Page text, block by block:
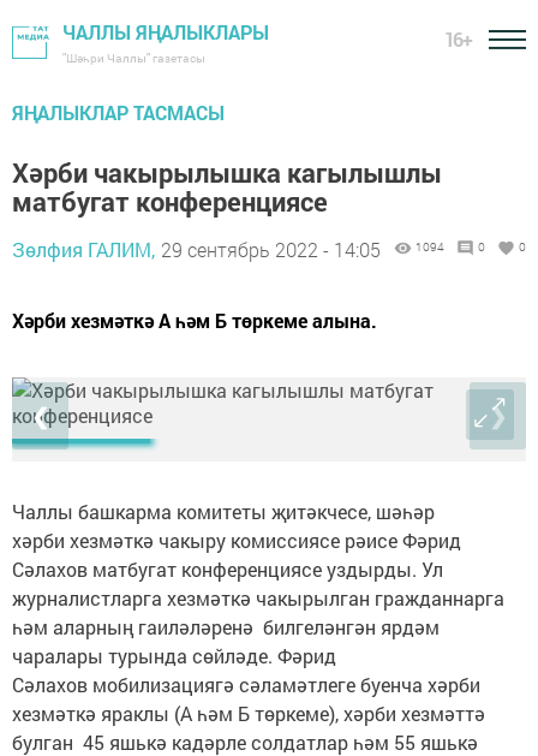
ЧАЛЛЫ ЯҢАЛЫКЛАРЫ
"Шәһри Чаллы" газетасы
16+
ЯҢАЛЫКЛАР ТАСМАСЫ
Хәрби чакырылышка кагылышлы
матбугат конференциясе
Зөлфия ГАЛИМ, 29 сентябрь 2022 - 14:05 1094 0 0
Хәрби хезмәткә А һәм Б төркеме алына.
❮ ❯
Чаллы башкарма комитеты җитәкчесе, шәһәр
хәрби хезмәткә чакыру комиссиясе рәисе Фәрид
Сәлахов матбугат конференциясе уздырды. Ул
журналистларга хезмәткә чакырылган гражданнарга
һәм аларның гаиләләренә билгеләнгән ярдәм
чаралары турында сөйләде. Фәрид
Сәлахов мобилизациягә сәламәтлеге буенча хәрби
хезмәткә яраклы (А һәм Б төркеме), хәрби хезмәттә
булган 45 яшькә кадәрле солдатлар һәм 55 яшькә